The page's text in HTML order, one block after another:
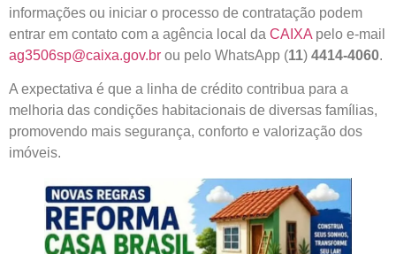
informações ou iniciar o processo de contratação podem
entrar em contato com a agência local da CAIXA pelo e-mail
ag3506sp@caixa.gov.br ou pelo WhatsApp (11) 4414-4060.
A expectativa é que a linha de crédito contribua para a
melhoria das condições habitacionais de diversas famílias,
promovendo mais segurança, conforto e valorização dos
imóveis.